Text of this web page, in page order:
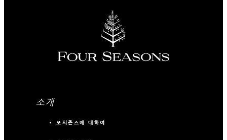
소개
포시즌스에 대하여